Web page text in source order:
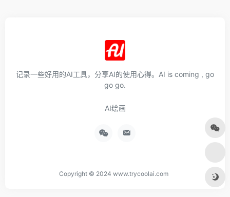
记录一些好用的AI工具，分享AI的使用心得。AI is coming , go
go go.
AI绘画
Copyright © 2024 www.trycoolai.com